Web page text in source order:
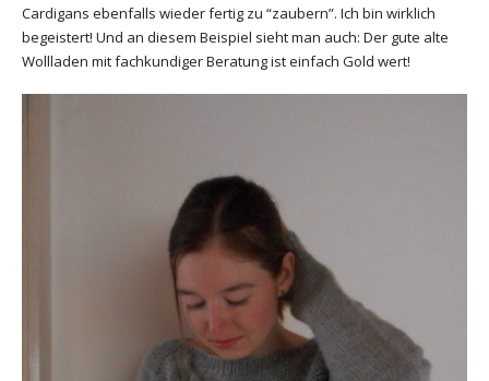
Cardigans ebenfalls wieder fertig zu “zaubern”. Ich bin wirklich
begeistert! Und an diesem Beispiel sieht man auch: Der gute alte
Wollladen mit fachkundiger Beratung ist einfach Gold wert!